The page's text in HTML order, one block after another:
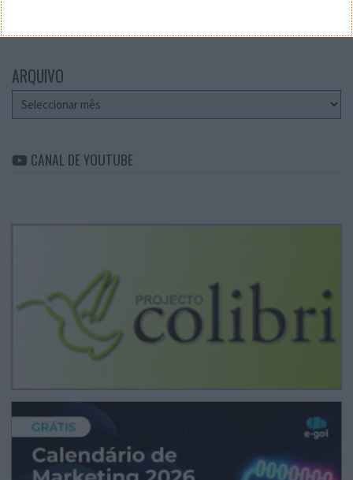
ARQUIVO
Arquivo
CANAL DE YOUTUBE